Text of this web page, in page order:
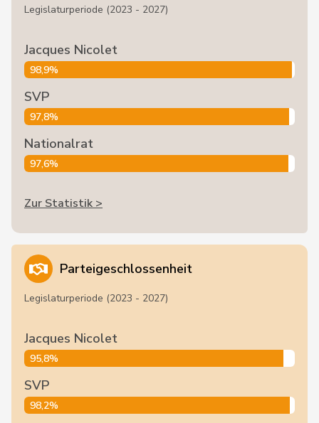
Legislaturperiode (2023 - 2027)
Jacques Nicolet
98,9%
SVP
97,8%
Nationalrat
97,6%
Zur Statistik >
Parteigeschlossenheit
Legislaturperiode (2023 - 2027)
Jacques Nicolet
95,8%
SVP
98,2%